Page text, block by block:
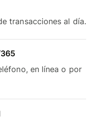
transacciones al día.
en línea o por